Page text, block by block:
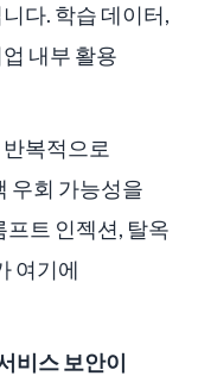
다. 학습 데이터,
내부 활용
복적으로
우회 가능성을
트 인젝션, 탈옥
여기에
비스 보안이